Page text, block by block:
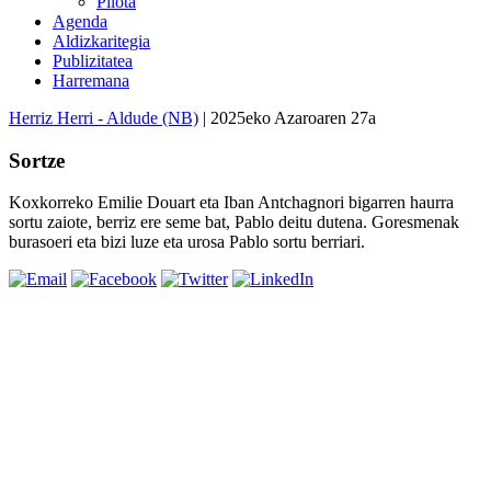
Agenda
Aldizkaritegia
Publizitatea
Harremana
Herriz Herri - Aldude (NB) | 2025eko Azaroaren 27a
Sortze
Koxkorreko Emilie Douart eta Iban Antchagnori bigarren haurra
sortu zaiote, berriz ere seme bat, Pablo deitu dutena. Goresmenak
burasoeri eta bizi luze eta urosa Pablo sortu berriari.